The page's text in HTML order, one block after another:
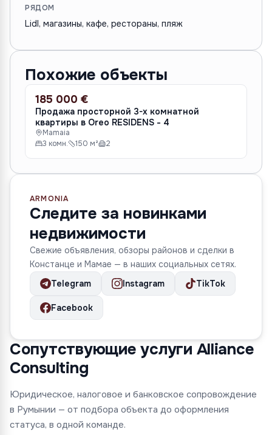
РЯДОМ
Lidl, магазины, кафе, рестораны, пляж
Похожие объекты
ПРОДАЖА
185 000 €
Продажа просторной 3-х комнатной
квартиры в Oreo RESIDENS - 4
Mamaia
3 комн.
150 м² 2
ARMONIA
Следите за новинками
недвижимости
Свежие объявления, обзоры районов и сделки в
Констанце и Мамае — в наших социальных сетях.
Telegram
Instagram TikTok
Facebook
Сопутствующие услуги Alliance
Consulting
Юридическое, налоговое и банковское сопровождение
в Румынии — от подбора объекта до оформления
статуса, в одной команде.